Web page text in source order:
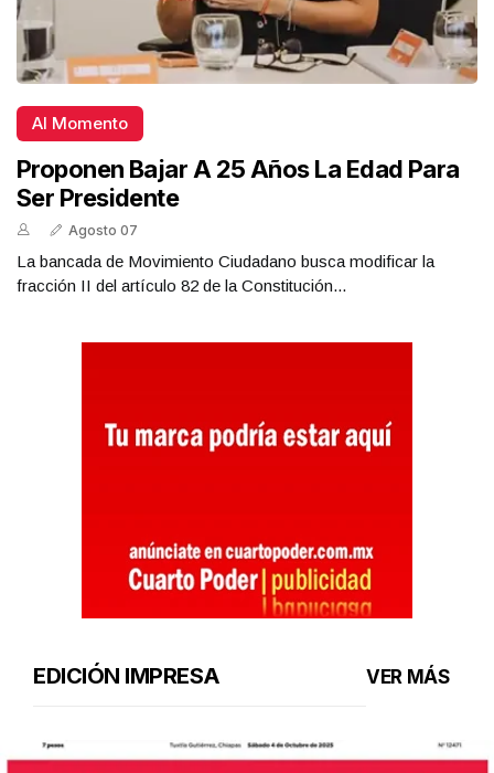
Al Momento
Proponen Bajar A 25 Años La Edad Para
Ser Presidente
Agosto 07
La bancada de Movimiento Ciudadano busca modificar la
fracción II del artículo 82 de la Constitución...
EDICIÓN IMPRESA VER MÁS